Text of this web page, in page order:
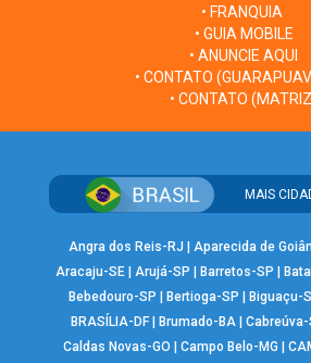
• FRANQUIA
• GUIA MOBILE
• ANUNCIE AQUI
• CONTATO
• CONTATO
MAIS
Angra dos Reis-RJ Aparecida de
Aracaju-SE |Arujá-SP Barretos-SP
Bebedouro-SP
Bertioga-SP Biguaçu-
BRASÍLIA-DF| Brumado-BA| Cabreúva-
Caldas Novas-GO
|Campo Belo-MG |